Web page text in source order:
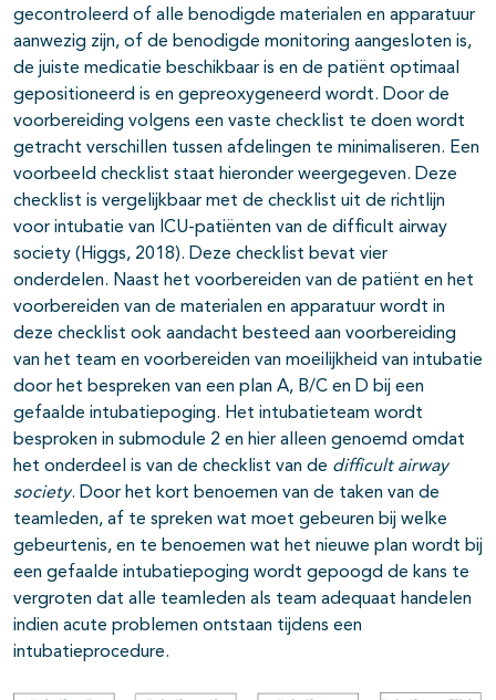
gecontroleerd of alle benodigde materialen en apparatuur
aanwezig zijn, of de benodigde monitoring aangesloten is,
de juiste medicatie beschikbaar is en de patiënt optimaal
gepositioneerd is en gepreoxygeneerd wordt. Door de
voorbereiding volgens een vaste checklist te doen wordt
getracht verschillen tussen afdelingen te minimaliseren. Een
voorbeeld checklist staat hieronder weergegeven. Deze
checklist is vergelijkbaar met de checklist uit de richtlijn
voor intubatie van ICU-patiënten van de difficult airway
society (Higgs, 2018). Deze checklist bevat vier
onderdelen. Naast het voorbereiden van de patiënt en het
voorbereiden van de materialen en apparatuur wordt in
deze checklist ook aandacht besteed aan voorbereiding
van het team en voorbereiden van moeilijkheid van intubatie
door het bespreken van een plan A, B/C en D bij een
gefaalde intubatiepoging. Het intubatieteam wordt
besproken in submodule 2 en hier alleen genoemd omdat
het onderdeel is van de checklist van de difficult airway
society. Door het kort benoemen van de taken van de
teamleden, af te spreken wat moet gebeuren bij welke
gebeurtenis, en te benoemen wat het nieuwe plan wordt bij
een gefaalde intubatiepoging wordt gepoogd de kans te
vergroten dat alle teamleden als team adequaat handelen
indien acute problemen ontstaan tijdens een
intubatieprocedure.